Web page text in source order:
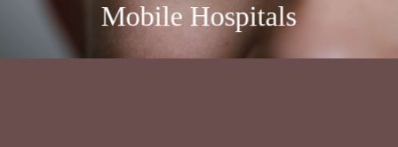
Mobile Hospitals